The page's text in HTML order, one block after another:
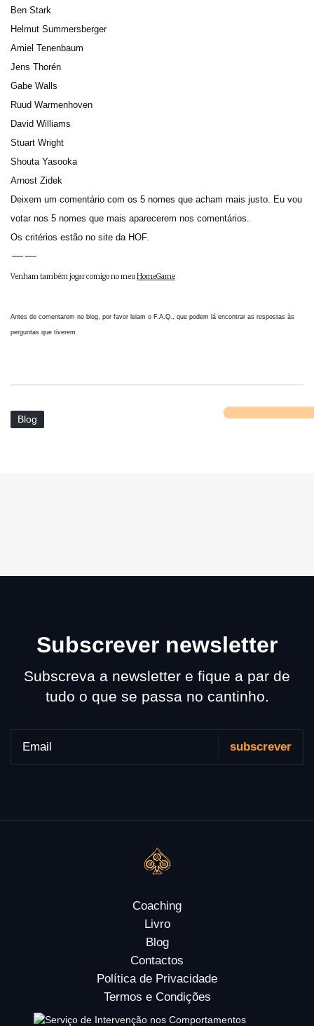
Ben Stark
Helmut Summersberger
Amiel Tenenbaum
Jens Thorén
Gabe Walls
Ruud Warmenhoven
David Williams
Stuart Wright
Shouta Yasooka
Arnost Zidek
Deixem um comentário com os 5 nomes que acham mais justo. Eu vou
votar nos 5 nomes que mais aparecerem nos comentários.
Os critérios estão no site da HOF.
——
Venham também jogar comigo no meuHomeGame
Antes de comentarem no blog, por favor leiam o F.A.Q., que podem lá encontrar as respostas às
perguntas que tiverem
Blog
Subscrever newsletter
Subscreva a newsletter e fique a par de
tudo o que se passa no cantinho.
Coaching
Livro
Blog
Contactos
Política de Privacidade
Termos e Condições